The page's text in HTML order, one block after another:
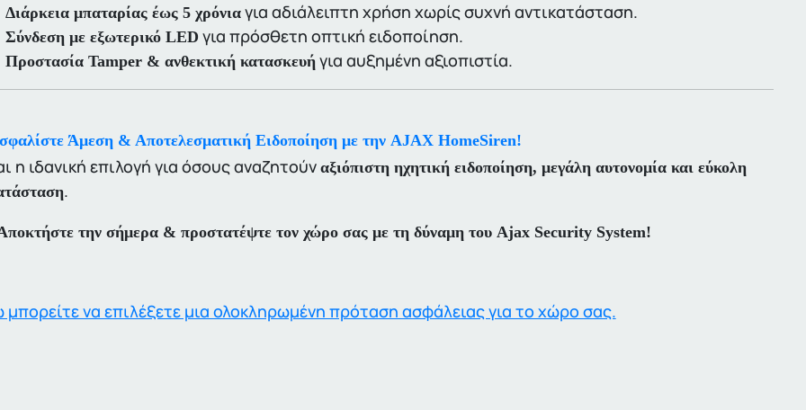
Διάρκεια μπαταρίας έως 5 χρόνιαγια αδιάλειπτη χρήση χωρίς συχνή αντικατάσταση.
Σύνδεση με εξωτερικό LED για πρόσθετη οπτική ειδοποίηση.
Προστασία Tamper & ανθεκτική κατασκευήγια αυξημένη αξιοπιστία.
Άμεση & Αποτελεσματική Ειδοποίηση με την AJAX HomeSiren!
η ιδανική επιλογή για όσους αναζητούν αξιόπιστη ηχητική ειδοποίηση, μεγάλη αυτονομία και εύκολη
.
την σήμερα & προστατέψτε τον χώρο σας με τη δύναμη του Ajax Security System!
μπορείτε να επιλέξετε μια ολοκληρωμένη πρόταση ασφάλειας για το χώρο σας.